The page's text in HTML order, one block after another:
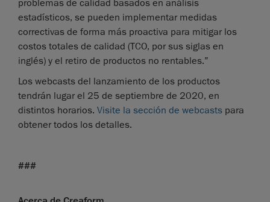
problemas de calidad basados en análisis
estadísticos, se pueden implementar medidas
correctivas de forma más proactiva para mitigar los
costos totales de calidad (TCO, por sus siglas en
inglés) y el retiro de productos no rentables.”
Los webcasts del lanzamiento de los productos
tendrán lugar el 25 de septiembre de 2020, en
distintos horarios. Visite la sección de webcasts para
obtener todos los detalles.
###